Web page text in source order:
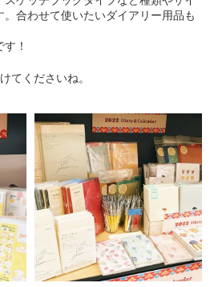
合わせて使いたいダイアリー用品も
！
てくださいね。